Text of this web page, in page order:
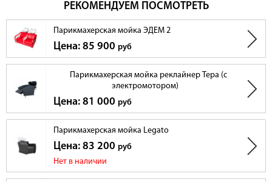
РЕКОМЕНДУЕМ ПОСМОТРЕТЬ
Парикмахерская мойка ЭДЕМ 2
Цена: 85 900 руб
Парикмахерская мойка реклайнер Тера (с
электромотором)
Цена: 81 000 руб
Парикмахерская мойка Legato
Цена: 83 200 руб
Нет в наличии